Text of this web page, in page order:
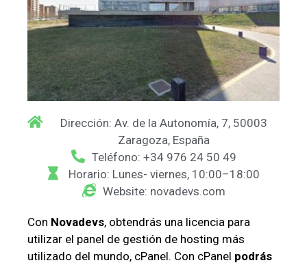
Dirección: Av. de la Autonomía, 7, 50003
Zaragoza, España
Teléfono: +34 976 24 50 49
Horario: Lunes- viernes, 10:00–18:00
Website: novadevs.com
Con Novadevs, obtendrás una licencia para
utilizar el panel de gestión de hosting más
utilizado del mundo, cPanel. Con cPanel podrás